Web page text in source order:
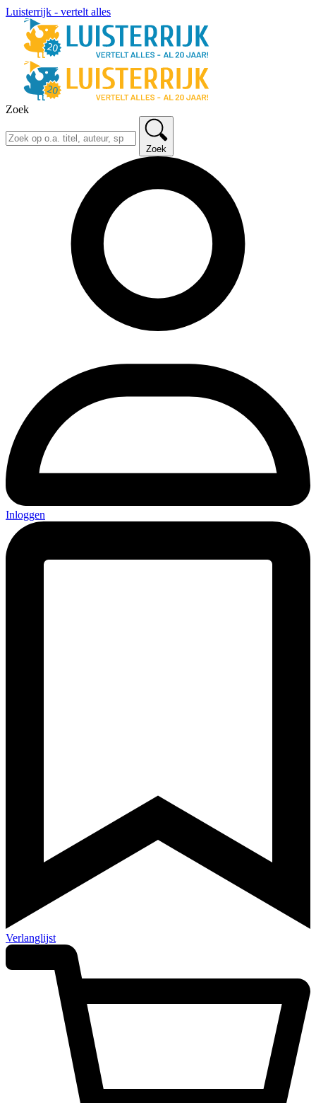
Luisterrijk - vertelt alles
Zoek
Zoek
Inloggen
Verlanglijst